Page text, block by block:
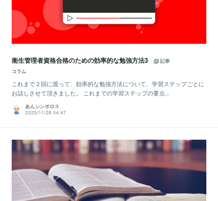
衛生管理者資格合格のための効率的な勉強方法3
記事
コラム
これまで２回に渡って、効率的な勉強方法について、学習ステップごとに
お話しさせて頂きました。 これまでの学習ステップの要点...
あんシンボロス
2025/11/28 04:47